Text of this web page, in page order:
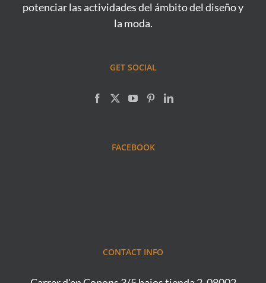
potenciar las actividades del ámbito del diseño y
la moda.
GET SOCIAL
FACEBOOK
CONTACT INFO